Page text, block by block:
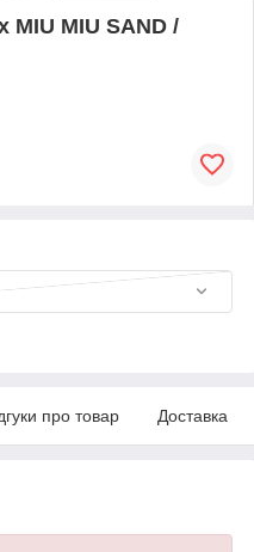
MIU MIU SAND /
про товар Доставка